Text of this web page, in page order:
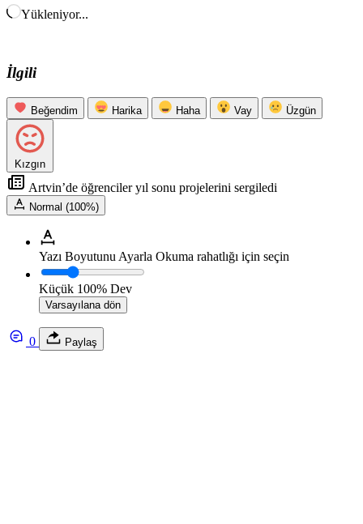
Yükleniyor...
İlgili
Beğendim Harika Haha Vay Üzgün
Kızgın
Artvin’de öğrenciler yıl sonu projelerini sergiledi
Normal (100%)
Yazı Boyutunu Ayarla Okuma rahatlığı için seçin
Küçük 100% Dev
Varsayılana dön
0 Paylaş